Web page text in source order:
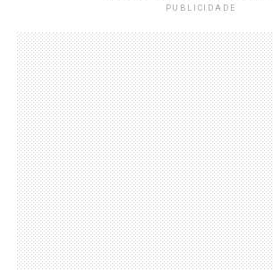
PUBLICIDADE